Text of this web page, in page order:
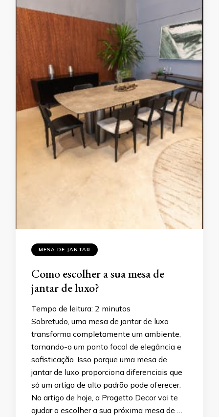
MESA DE JANTAR
Como escolher a sua mesa de
jantar de luxo?
Tempo de leitura: 2 minutos
Sobretudo, uma mesa de jantar de luxo
transforma completamente um ambiente,
tornando-o um ponto focal de elegância e
sofisticação. Isso porque uma mesa de
jantar de luxo proporciona diferenciais que
só um artigo de alto padrão pode oferecer.
No artigo de hoje, a Progetto Decor vai te
ajudar a escolher a sua próxima mesa de …